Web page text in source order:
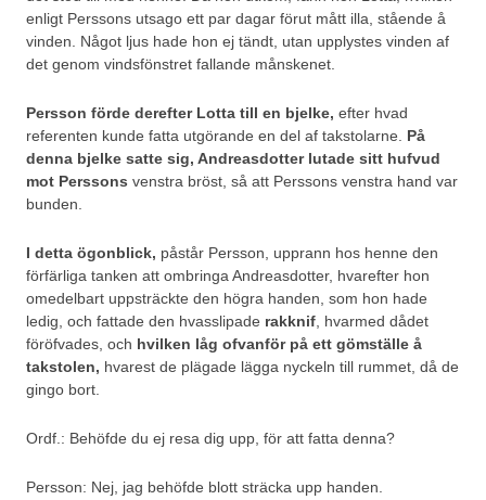
enligt Perssons utsago ett par dagar förut mått illa, stående å
vinden. Något ljus hade hon ej tändt, utan upplystes vinden af
det genom vindsfönstret fallande månskenet.
Persson förde derefter Lotta till en bjelke, efter hvad
referenten kunde fatta utgörande en del af takstolarne. På
denna bjelke satte sig, Andreasdotter lutade sitt hufvud
mot Perssons venstra bröst, så att Perssons venstra hand var
bunden.
I detta ögonblick, påstår Persson, upprann hos henne den
förfärliga tanken att ombringa Andreasdotter, hvarefter hon
omedelbart uppsträckte den högra handen, som hon hade
ledig, och fattade den hvasslipade rakknif , hvarmed dådet
föröfvades, och hvilken låg ofvanför på ett gömställe å
takstolen, hvarest de plägade lägga nyckeln till rummet, då de
gingo bort.
Ordf.: Behöfde du ej resa dig upp, för att fatta denna?
Persson: Nej, jag behöfde blott sträcka upp handen.